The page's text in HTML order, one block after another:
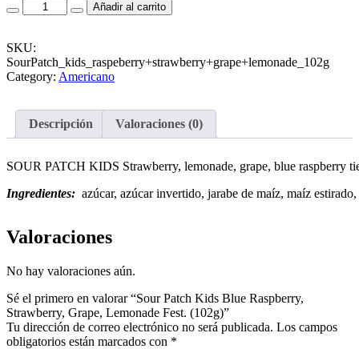
Patch
Blue
Raspberry,
Strawberry,
Fest.
(102g)
Añadir al carrito
SKU:
SourPatch_kids_raspeberry+strawberry+grape+lemonade_102g
Category: Americano
Descripción Valoraciones (0)
SOUR PATCH KIDS Strawberry, lemonade, grape, blue raspberry
Ingredientes: azúcar, azúcar invertido, jarabe de maíz, maíz
Valoraciones
No hay valoraciones aún.
Sé el primero en valorar “Sour Patch Kids Blue Raspberry,
Strawberry, Grape, Lemonade Fest. (102g)”
Tu dirección de correo electrónico no será publicada. Los campos
obligatorios están marcados con *